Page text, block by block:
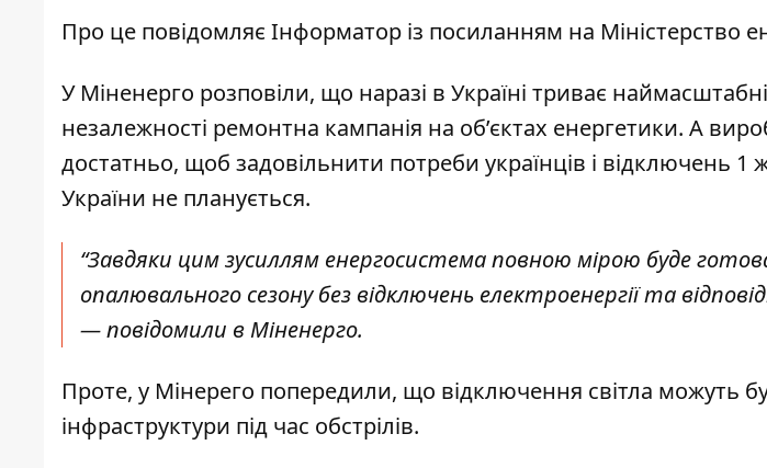
Про це повідомляє Інформатор із посиланням на Міністерство
У Міненерго розповіли, що наразі в Україні триває
незалежності ремонтна кампанія на об’єктах енергетики. А
достатньо, щоб задовільнити потреби українців і відключень 1
України не планується.
“Завдяки цим зусиллям енергосистема повною мірою буде
опалювального сезону без відключень електроенергії та
— повідомили в Міненерго.
Проте, у Мінерего попередили, що відключення світла можуть
інфраструктури під час обстрілів.